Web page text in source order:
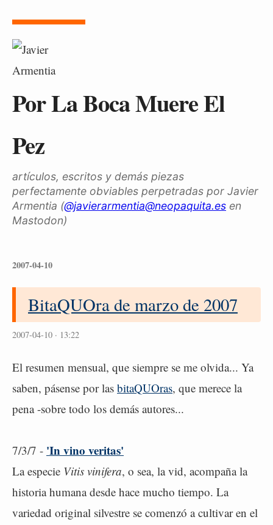
Por La Boca Muere El
Pez
artículos, escritos y demás piezas
perfectamente obviables perpetradas por Javier
Armentia (@javierarmentia@neopaquita.es en
Mastodon)
2007-04-10
BitaQUOra de marzo de 2007
2007-04-10 · 13:22
El resumen mensual, que siempre se me olvida... Ya
saben, pásense por las bitaQUOras, que merece la
pena -sobre todo los demás autores...
7/3/7 - 'In vino veritas'
La especie Vitis vinifera, o sea, la vid, acompaña la
historia humana desde hace mucho tiempo. La
variedad original silvestre se comenzó a cultivar en el